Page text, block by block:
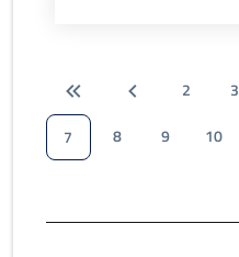
2 3
7
8 9 10